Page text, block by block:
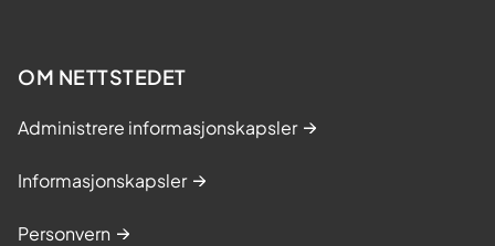
OM NETTSTEDET
Administrere informasjonskapsler
Informasjonskapsler
Personvern